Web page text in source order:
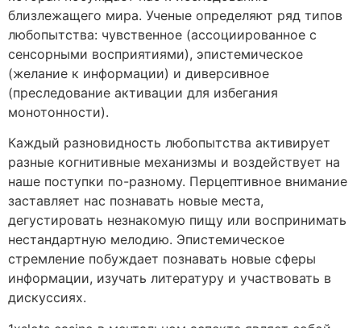
близлежащего мира. Ученые определяют ряд типов
любопытства: чувственное (ассоциированное с
сенсорными восприятиями), эпистемическое
(желание к информации) и диверсивное
(преследование активации для избегания
монотонности).
Каждый разновидность любопытства активирует
разные когнитивные механизмы и воздействует на
наше поступки по-разному. Перцептивное внимание
заставляет нас познавать новые места,
дегустировать незнакомую пищу или воспринимать
нестандартную мелодию. Эпистемическое
стремление побуждает познавать новые сферы
информации, изучать литературу и участвовать в
дискуссиях.